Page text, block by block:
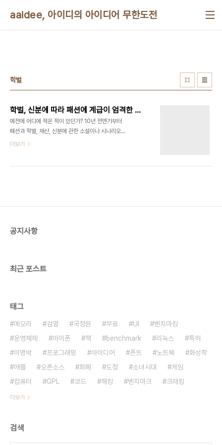
aaidee, 아이디의 아이디어 무한도전
학벌
학벌, 신분에 따라 패션에 계급이 엄격한 가상 사회 풍자극
예전에 어디에 적은 적이 있던가? 10년 전엔가부터
패션과 학벌, 재산, 신분에 관한 소설이나 시나리오를
쓰고 싶다는 생각이 들었다. 시각적이라서 만화도 괜
의 부러움도 사야 한다. 모자의 높이가 높고 무겁다던
더보기
공지사항
최근 포스트
태그
메모리 검열 국정원 무료 UI
벤치마킹
운영체제
아이폰 책 benchmark 리눅스
특허
이명박
프로그래밍 아이디어 폰트 노트북
화성학
애플
오픈소스 화폐 도청 소녀시대
게임
컴퓨터
GPL 코드 해킹 벤치마크 크래킹
더보기
검색